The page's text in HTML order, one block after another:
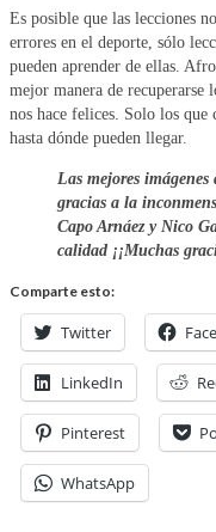
Es posible que las lecciones
errores en el deporte, sólo
pueden aprender de ellas.
mejor manera de recuperarse
nos hace felices. Solo los que
hasta dónde pueden llegar.
Las mejores
gracias a la
Capo Arnáez y Nico
calidad ¡¡Muchas
Comparte esto:
Twitter
LinkedIn
Pinterest
WhatsApp